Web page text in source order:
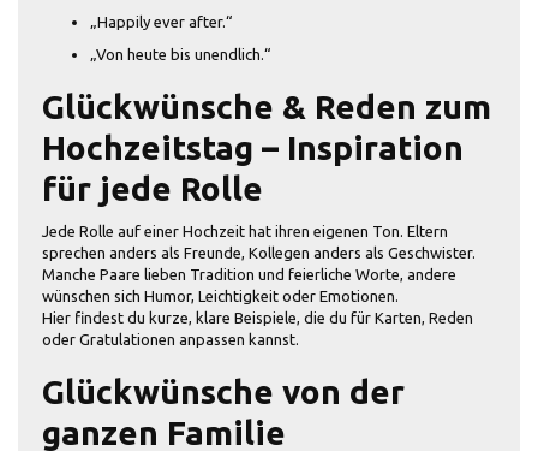
„Happily ever after.“
„Von heute bis unendlich.“
Glückwünsche & Reden zum
Hochzeitstag – Inspiration
für jede Rolle
Jede Rolle auf einer Hochzeit hat ihren eigenen Ton. Eltern
sprechen anders als Freunde, Kollegen anders als Geschwister.
Manche Paare lieben Tradition und feierliche Worte, andere
wünschen sich Humor, Leichtigkeit oder Emotionen.
Hier findest du kurze, klare Beispiele, die du für Karten, Reden
oder Gratulationen anpassen kannst.
Glückwünsche von der
ganzen Familie